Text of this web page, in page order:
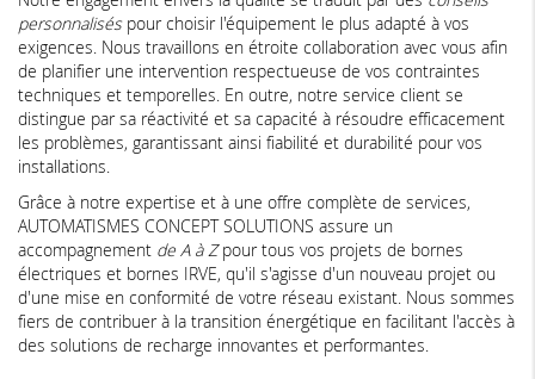
personnaliséspour choisir l'équipement le plus adapté à vos
exigences. Nous travaillons en étroite collaboration avec vous afin
de planifier une intervention respectueuse de vos contraintes
techniques et temporelles. En outre, notre service client se
distingue par sa réactivité et sa capacité à résoudre efficacement
les problèmes, garantissant ainsi fiabilité et durabilité pour vos
installations.
Grâce à notre expertise et à une offre complète de services,
AUTOMATISMES CONCEPT SOLUTIONS assure un
accompagnement de A à Zpour tous vos projets de bornes
électriques et bornes IRVE, qu'il s'agisse d'un nouveau projet ou
d'une mise en conformité de votre réseau existant. Nous sommes
fiers de contribuer à la transition énergétique en facilitant l'accès à
des solutions de recharge innovantes et performantes.